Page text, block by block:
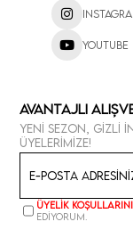
Youtube
Avantajlı
Yeni sezon, gizli
üyelerimize!
Üyelik koşullarını
ediyorum.